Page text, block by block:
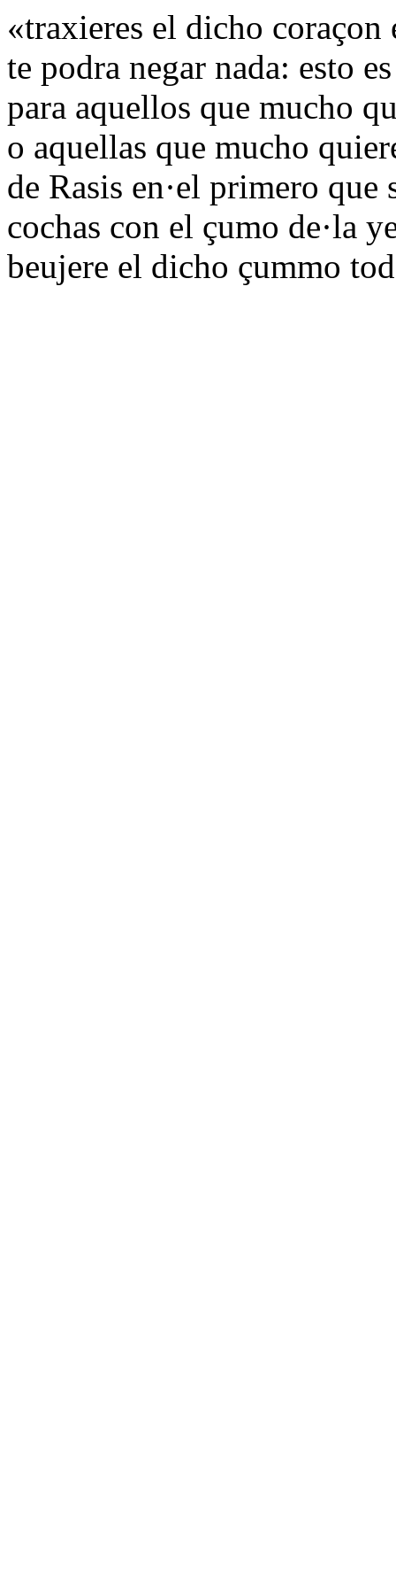
«traxieres el dicho coraçon
te podra negar nada: esto
para aquellos que mucho
o aquellas que mucho
de Rasis en·el primero
cochas con el çumo de·la
beujere el dicho çummo